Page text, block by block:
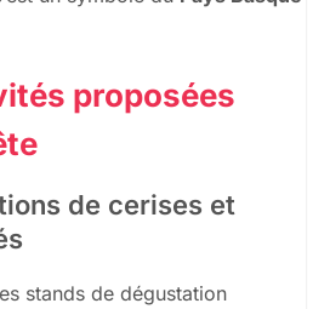
proposées
de cerises et
stands de dégustation